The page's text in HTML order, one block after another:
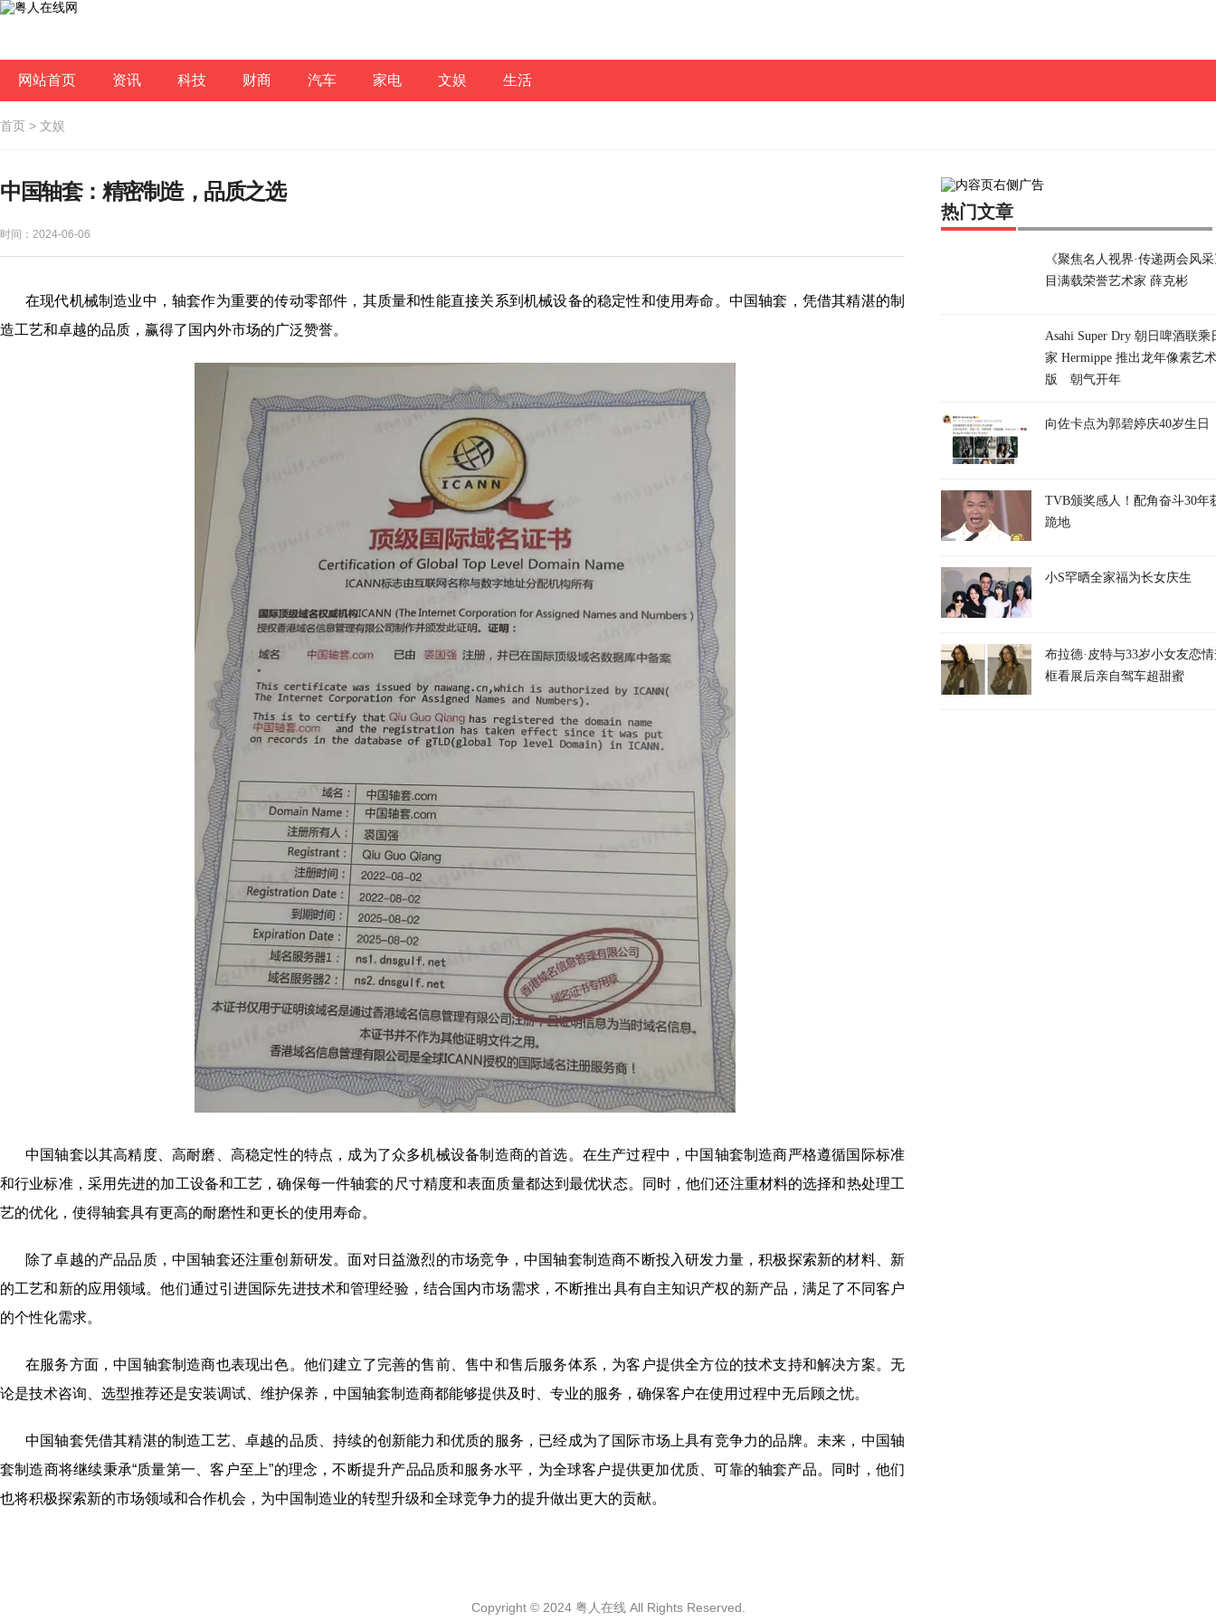
网站首页 资讯 科技 财商 汽车 家电 文娱 生活
首页 > 文娱
中国轴套：精密制造，品质之选
时间：2024-06-06
在现代机械制造业中，轴套作为重要的传动零部件，其质量和性能直接关系到机械设备的稳定性和使用寿命。中国轴套，凭借其精湛的制
造工艺和卓越的品质，赢得了国内外市场的广泛赞誉。
中国轴套以其高精度、高耐磨、高稳定性的特点，成为了众多机械设备制造商的首选。在生产过程中，中国轴套制造商严格遵循国际标准
和行业标准，采用先进的加工设备和工艺，确保每一件轴套的尺寸精度和表面质量都达到最优状态。同时，他们还注重材料的选择和热处理工
艺的优化，使得轴套具有更高的耐磨性和更长的使用寿命。
除了卓越的产品品质，中国轴套还注重创新研发。面对日益激烈的市场竞争，中国轴套制造商不断投入研发力量，积极探索新的材料、新
的工艺和新的应用领域。他们通过引进国际先进技术和管理经验，结合国内市场需求，不断推出具有自主知识产权的新产品，满足了不同客户
的个性化需求。
在服务方面，中国轴套制造商也表现出色。他们建立了完善的售前、售中和售后服务体系，为客户提供全方位的技术支持和解决方案。无
论是技术咨询、选型推荐还是安装调试、维护保养，中国轴套制造商都能够提供及时、专业的服务，确保客户在使用过程中无后顾之忧。
中国轴套凭借其精湛的制造工艺、卓越的品质、持续的创新能力和优质的服务，已经成为了国际市场上具有竞争力的品牌。未来，中国轴
套制造商将继续秉承“质量第一、客户至上”的理念，不断提升产品品质和服务水平，为全球客户提供更加优质、可靠的轴套产品。同时，他们
也将积极探索新的市场领域和合作机会，为中国制造业的转型升级和全球竞争力的提升做出更大的贡献。
热门文章
《聚焦名人视界·传递两会风
目满载荣誉艺术家 薛克彬
Asahi Super Dry 朝日啤酒联乘
家 Hermippe 推出龙年像素艺
版 朝气开年
向佐卡点为郭碧婷庆40岁生日
TVB颁奖感人！配角奋斗30年
跪地
小S罕晒全家福为长女庆生
布拉德·皮特与33岁小女友恋
框看展后亲自驾车超甜蜜
Copyright © 2024 粤人在线 All Rights Reserved.